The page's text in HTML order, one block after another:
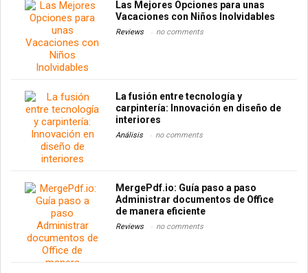
Las Mejores Opciones para unas
Vacaciones con Niños Inolvidables
Reviews no comments
La fusión entre tecnología y
carpintería: Innovación en diseño de
interiores
Análisis no comments
MergePdf.io: Guía paso a paso
Administrar documentos de Office
de manera eficiente
Reviews no comments